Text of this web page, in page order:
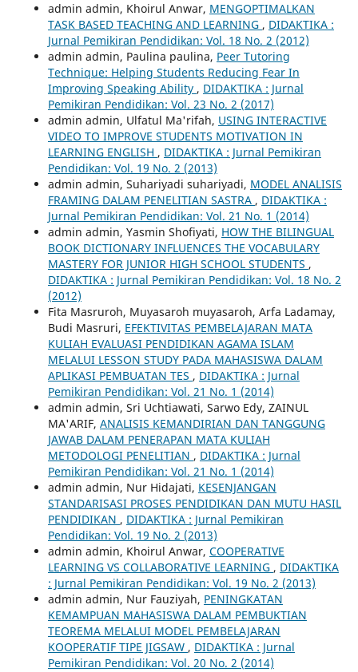
admin admin, Khoirul Anwar, MENGOPTIMALKAN
TASK BASED TEACHING AND LEARNING , DIDAKTIKA :
Jurnal Pemikiran Pendidikan: Vol. 18 No. 2 (2012)
admin admin, Paulina paulina, Peer Tutoring
Technique: Helping Students Reducing Fear In
Improving Speaking Ability , DIDAKTIKA : Jurnal
Pemikiran Pendidikan: Vol. 23 No. 2 (2017)
admin admin, Ulfatul Ma'rifah, USING INTERACTIVE
VIDEO TO IMPROVE STUDENTS MOTIVATION IN
LEARNING ENGLISH , DIDAKTIKA : Jurnal Pemikiran
Pendidikan: Vol. 19 No. 2 (2013)
admin admin, Suhariyadi suhariyadi, MODEL ANALISIS
FRAMING DALAM PENELITIAN SASTRA , DIDAKTIKA :
Jurnal Pemikiran Pendidikan: Vol. 21 No. 1 (2014)
admin admin, Yasmin Shofiyati, HOW THE BILINGUAL
BOOK DICTIONARY INFLUENCES THE VOCABULARY
MASTERY FOR JUNIOR HIGH SCHOOL STUDENTS ,
DIDAKTIKA : Jurnal Pemikiran Pendidikan: Vol. 18 No. 2
(2012)
Fita Masruroh, Muyasaroh muyasaroh, Arfa Ladamay,
Budi Masruri, EFEKTIVITAS PEMBELAJARAN MATA
KULIAH EVALUASI PENDIDIKAN AGAMA ISLAM
MELALUI LESSON STUDY PADA MAHASISWA DALAM
APLIKASI PEMBUATAN TES , DIDAKTIKA : Jurnal
Pemikiran Pendidikan: Vol. 21 No. 1 (2014)
admin admin, Sri Uchtiawati, Sarwo Edy, ZAINUL
MA'ARIF, ANALISIS KEMANDIRIAN DAN TANGGUNG
JAWAB DALAM PENERAPAN MATA KULIAH
METODOLOGI PENELITIAN , DIDAKTIKA : Jurnal
Pemikiran Pendidikan: Vol. 21 No. 1 (2014)
admin admin, Nur Hidajati, KESENJANGAN
STANDARISASI PROSES PENDIDIKAN DAN MUTU HASIL
PENDIDIKAN , DIDAKTIKA : Jurnal Pemikiran
Pendidikan: Vol. 19 No. 2 (2013)
admin admin, Khoirul Anwar, COOPERATIVE
LEARNING VS COLLABORATIVE LEARNING , DIDAKTIKA
: Jurnal Pemikiran Pendidikan: Vol. 19 No. 2 (2013)
admin admin, Nur Fauziyah, PENINGKATAN
KEMAMPUAN MAHASISWA DALAM PEMBUKTIAN
TEOREMA MELALUI MODEL PEMBELAJARAN
KOOPERATIF TIPE JIGSAW , DIDAKTIKA : Jurnal
Pemikiran Pendidikan: Vol. 20 No. 2 (2014)